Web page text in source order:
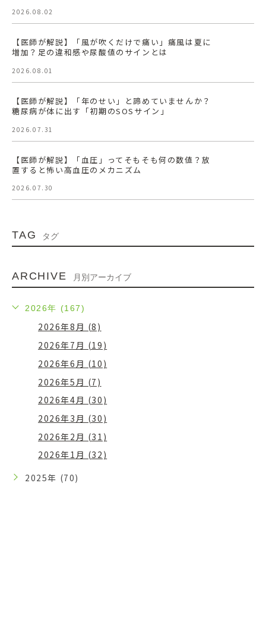
2026.08.02
【医師が解説】「風が吹くだけで痛い」痛風は夏に
増加？足の違和感や尿酸値のサインとは
2026.08.01
【医師が解説】「年のせい」と諦めていませんか？
糖尿病が体に出す「初期のSOSサイン」
2026.07.31
【医師が解説】「血圧」ってそもそも何の数値？放
置すると怖い高血圧のメカニズム
2026.07.30
TAG タグ
ARCHIVE 月別アーカイブ
2026年 (167)
2026年8月 (8)
2026年7月 (19)
2026年6月 (10)
2026年5月 (7)
2026年4月 (30)
2026年3月 (30)
2026年2月 (31)
2026年1月 (32)
2025年 (70)